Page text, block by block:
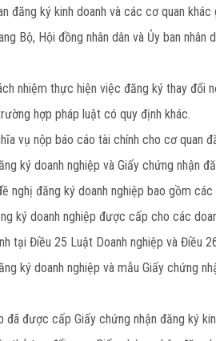
đăng ký kinh doanh và các cơ quan
Bộ, Hội đồng nhân dân và Ủy ban
nhiệm thực hiện việc đăng ký thay đổi
hợp pháp luật có quy định khác.
vụ nộp báo cáo tài chính cho cơ quan
ký doanh nghiệp và Giấy chứng nhận
nghị đăng ký doanh nghiệp bao gồm
ký doanh nghiệp được cấp cho các
tại Điều 25 Luật Doanh nghiệp và Điều
ký doanh nghiệp và mẫu Giấy chứng
đã được cấp Giấy chứng nhận đăng ký